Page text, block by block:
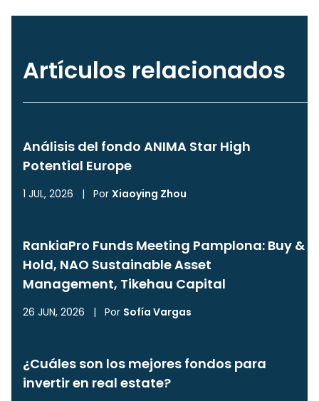
Artículos relacionados
Análisis del fondo ANIMA Star High
Potential Europe
1 JUL, 2026 | Por Xiaoying Zhou
RankiaPro Funds Meeting Pamplona: Buy &
Hold, NAO Sustainable Asset
Management, Tikehau Capital
26 JUN, 2026 | Por Sofía Vargas
¿Cuáles son los mejores fondos para
invertir en real estate?